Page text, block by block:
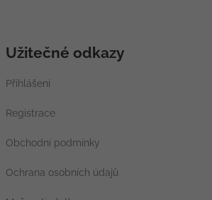
Užitečné odkazy
Přihlášení
Registrace
Obchodní podmínky
Ochrana osobních údajů